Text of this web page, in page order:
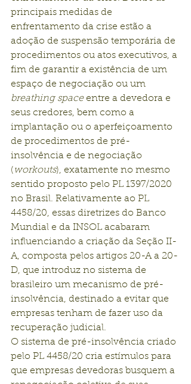
principais medidas de
enfrentamento da crise estão a
adoção de suspensão temporária de
procedimentos ou atos executivos, a
fim de garantir a existência de um
espaço de negociação ou um
breathing space entre a devedora e
seus credores, bem como a
implantação ou o aperfeiçoamento
de procedimentos de pré-
insolvência e de negociação
( workouts), exatamente no mesmo
sentido proposto pelo PL 1397/2020
no Brasil. Relativamente ao PL
4458/20, essas diretrizes do Banco
Mundial e da INSOL acabaram
influenciando a criação da Seção II-
A, composta pelos artigos 20-A a 20-
D, que introduz no sistema de
brasileiro um mecanismo de pré-
insolvência, destinado a evitar que
empresas tenham de fazer uso da
recuperação judicial.
O sistema de pré-insolvência criado
pelo PL 4458/20 cria estímulos para
que empresas devedoras busquem a